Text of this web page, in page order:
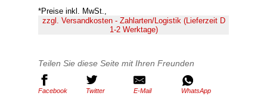
*Preise inkl. MwSt.,
zzgl. Versandkosten - Zahlarten/Logistik (Lieferzeit D
1-2 Werktage)
Teilen Sie diese Seite mit Ihren Freunden
Facebook Twitter E-Mail WhatsApp